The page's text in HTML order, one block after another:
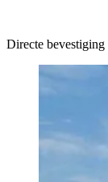
Directe bevestiging